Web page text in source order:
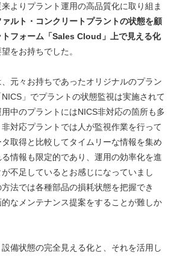
よりプラント運用の高品質化に取り組ま
ァルト・コンクリートプラントの状態を顧
フォーム「Sales Cloud」上で見える化
をお持ちでした。
元々お持ちであったオリジナルのプラン
NICS」でプラントの状態監視は実施されて
中のプラントにはNICS非対応の箇所も多
対応プラントでは人が監視作業を行って
取得と比較してタイムリーな情報を集め
情報も限定的であり、運用の効率化を進
不足しているとお感じになっていまし
法では各種部品の損耗状態を把握でき
なメンテナンス提案をすることが難しか
備状態の完全見える化と、それを活用し